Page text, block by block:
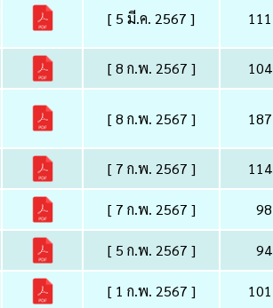
[ 5 มี.ค. 2567 ] 111
[ 8 ก.พ. 2567 ] 104
[ 8 ก.พ. 2567 ] 187
[ 7 ก.พ. 2567 ] 114
[ 7 ก.พ. 2567 ] 98
[ 5 ก.พ. 2567 ] 94
[ 1 ก.พ. 2567 ] 101